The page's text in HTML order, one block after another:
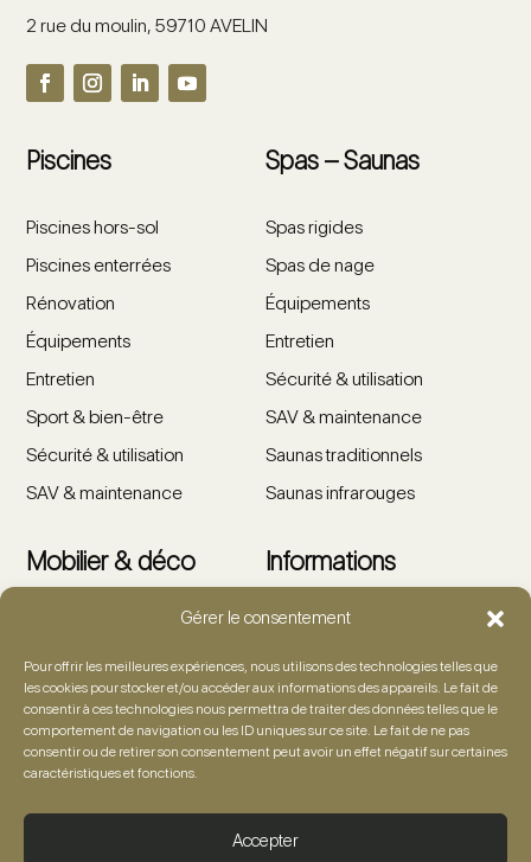
Gérer le consentement
Pour offrir les meilleures expériences, nous utilisons des technologies telles que
les cookies pour stocker et/ou accéder aux informations des appareils. Le fait de
consentir à ces technologies nous permettra de traiter des données telles que le
comportement de navigation ou les ID uniques sur ce site. Le fait de ne pas
consentir ou de retirer son consentement peut avoir un effet négatif sur certaines
caractéristiques et fonctions.
Accepter
2 rue du moulin, 59710 AVELIN
Piscines
Piscines hors-sol
Piscines enterrées
Rénovation
Équipements
Entretien
Sport & bien-être
Sécurité & utilisation
SAV & maintenance
Spas – Saunas
Spas rigides
Spas de nage
Équipements
Entretien
Sécurité & utilisation
SAV & maintenance
Saunas traditionnels
Saunas infrarouges
Mobilier & déco
Tables & chaises
Détente & lounge
Accessoires
Décoration outdoor
Informations
Showroom
Artiste
Foire aux questions
Demande de devis
Mentions légales
Confidentialité & cookies